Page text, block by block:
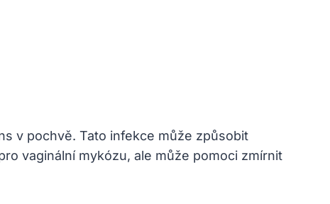
v pochvě. Tato infekce může způsobit
vaginální mykózu, ale může pomoci zmírnit